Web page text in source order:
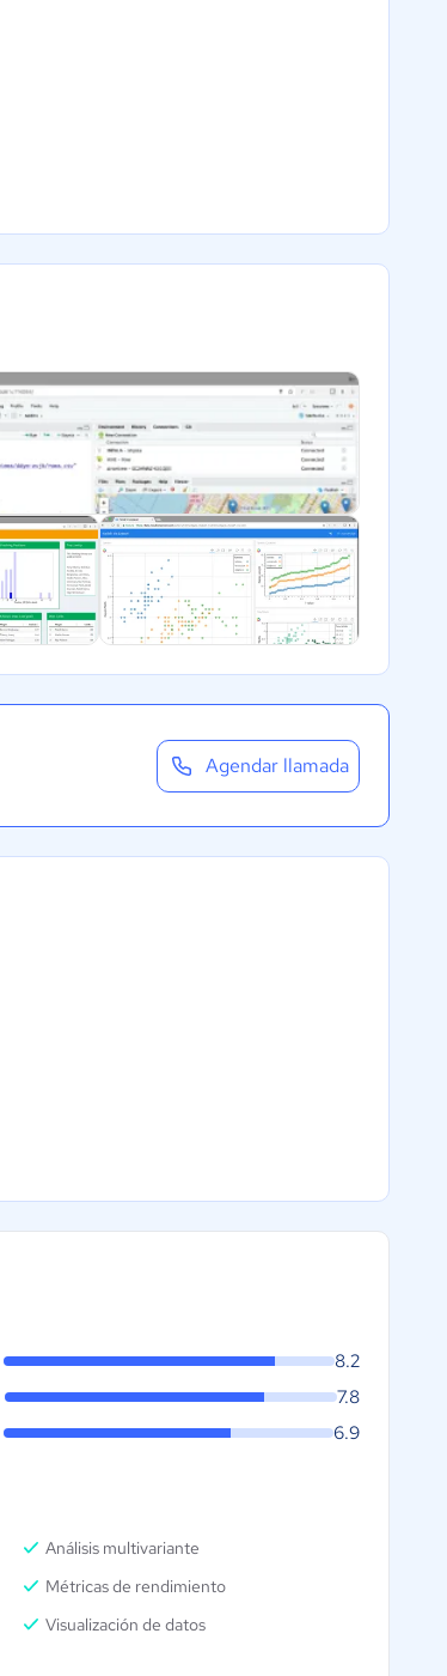
Agendar llamada
8.2
7.8
6.9
Análisis multivariante
Métricas de rendimiento
Visualización de datos